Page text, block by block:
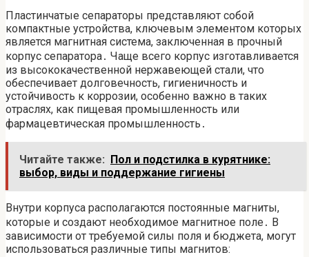
Пластинчатые сепараторы представляют собой
компактные устройства, ключевым элементом которых
является магнитная система, заключенная в прочный
корпус сепаратора․ Чаще всего корпус изготавливается
из высококачественной нержавеющей стали, что
обеспечивает долговечность, гигиеничность и
устойчивость к коррозии, особенно важно в таких
отраслях, как пищевая промышленность или
фармацевтическая промышленность․
Читайте также:
Пол и подстилка в курятнике:
выбор, виды и поддержание гигиены
Внутри корпуса располагаются постоянные магниты,
которые и создают необходимое магнитное поле․ В
зависимости от требуемой силы поля и бюджета, могут
использоваться различные типы магнитов: